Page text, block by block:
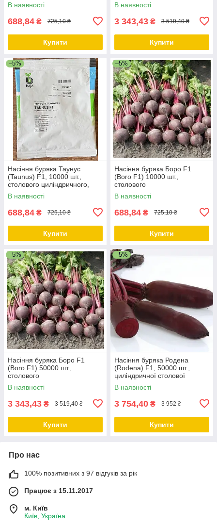
В наявності
688,84 ₴ 725,10 ₴
Купити
В наявності
3 343,43 ₴ 3 519,40 ₴
Купити
–5%
Насіння буряка Таунус
(Taunus) F1, 10000 шт.,
столового циліндричного,
Bejo Zaden
В наявності
688,84 ₴ 725,10 ₴
Купити
–5%
Насіння буряка Боро F1
(Boro F1) 10000 шт.,
столового
В наявності
688,84 ₴ 725,10 ₴
Купити
–5%
Насіння буряка Боро F1
(Boro F1) 50000 шт.,
столового
В наявності
3 343,43 ₴ 3 519,40 ₴
Купити
–5%
Насіння буряка Родена
(Rodena) F1, 50000 шт.,
циліндричної столової
В наявності
3 754,40 ₴ 3 952 ₴
Купити
Про нас
100% позитивних з 97 відгуків за рік
Працює з 15.11.2017
м. Київ
Київ, Україна